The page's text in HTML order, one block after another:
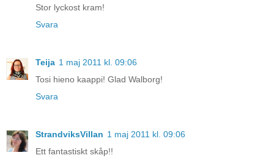
Stor lyckost kram!
Svara
Teija 1 maj 2011 kl. 09:06
Tosi hieno kaappi! Glad Walborg!
Svara
StrandviksVillan 1 maj 2011 kl. 09:06
Ett fantastiskt skåp!!